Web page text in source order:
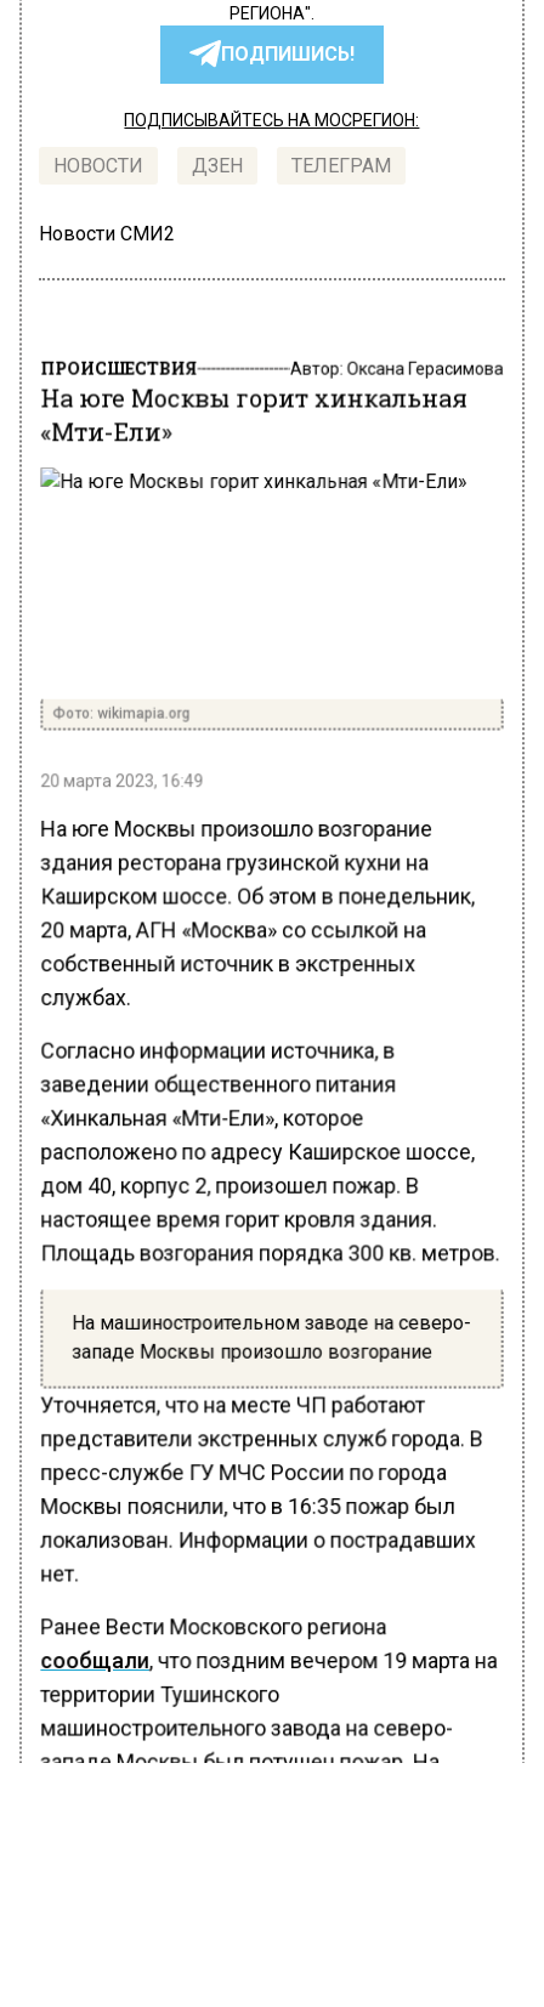
РЕГИОНА".
ПОДПИШИСЬ!
ПОДПИСЫВАЙТЕСЬ НА МОСРЕГИОН:
НОВОСТИ ДЗЕН ТЕЛЕГРАМ
Новости СМИ2
ПРОИСШЕСТВИЯ Автор: Оксана Герасимова
На юге Москвы горит хинкальная
«Мти-Ели»
Фото: wikimapia.org
20 марта 2023, 16:49
На юге Москвы произошло возгорание
здания ресторана грузинской кухни на
Каширском шоссе. Об этом в понедельник,
20 марта, АГН «Москва» со ссылкой на
собственный источник в экстренных
службах.
Согласно информации источника, в
заведении общественного питания
«Хинкальная «Мти-Ели», которое
расположено по адресу Каширское шоссе,
дом 40, корпус 2, произошел пожар. В
настоящее время горит кровля здания.
Площадь возгорания порядка 300 кв. метров.
На машиностроительном заводе на северо-
западе Москвы произошло возгорание
Уточняется, что на месте ЧП работают
представители экстренных служб города. В
пресс-службе ГУ МЧС России по города
Москвы пояснили, что в 16:35 пожар был
локализован. Информации о пострадавших
нет.
Ранее Вести Московского региона
сообщали, что поздним вечером 19 марта на
территории Тушинского
машиностроительного завода на северо-
западе Москвы был потушен пожар. На